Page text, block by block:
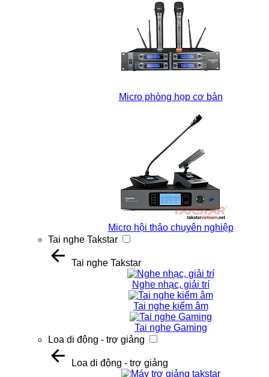
Micro phòng họp cơ bản
Micro hội thảo chuyên nghiệp
Tai nghe Takstar
Tai nghe Takstar
Nghe nhạc, giải trí
Tai nghe kiểm âm
Tai nghe Gaming
Loa di động - trợ giảng
Loa di động - trợ giảng